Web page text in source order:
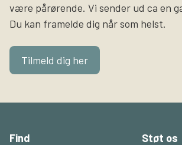
være pårørende. Vi sender ud ca en
Du kan framelde dig når som helst.
Tilmeld dig her
Find
Støt os